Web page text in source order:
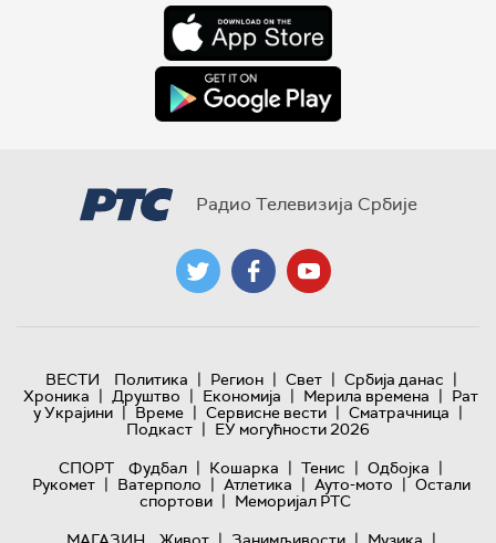
Радио Телевизија Србије
ВЕСТИ Политика | Регион | Свет | Србија данас |
Хроника | Друштво | Економија | Мерила времена | Рат
у Украјини | Време | Сервисне вести | Сматрачница |
Подкаст | ЕУ могућности 2026
СПОРТ
Фудбал | Кошарка | Тенис | Одбојка |
Рукомет | Ватерполо | Атлетика | Ауто-мото | Остали
спортови | Меморијал РТС